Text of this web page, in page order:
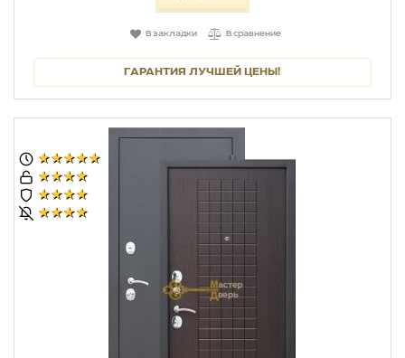
В закладки В сравнение
ГАРАНТИЯ ЛУЧШЕЙ ЦЕНЫ!
★★★★★
★★★★
★★★★
★★★★